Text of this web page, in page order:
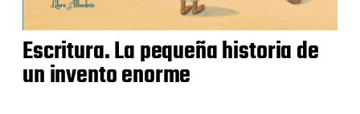
Escritura. La pequeña historia de
un invento enorme